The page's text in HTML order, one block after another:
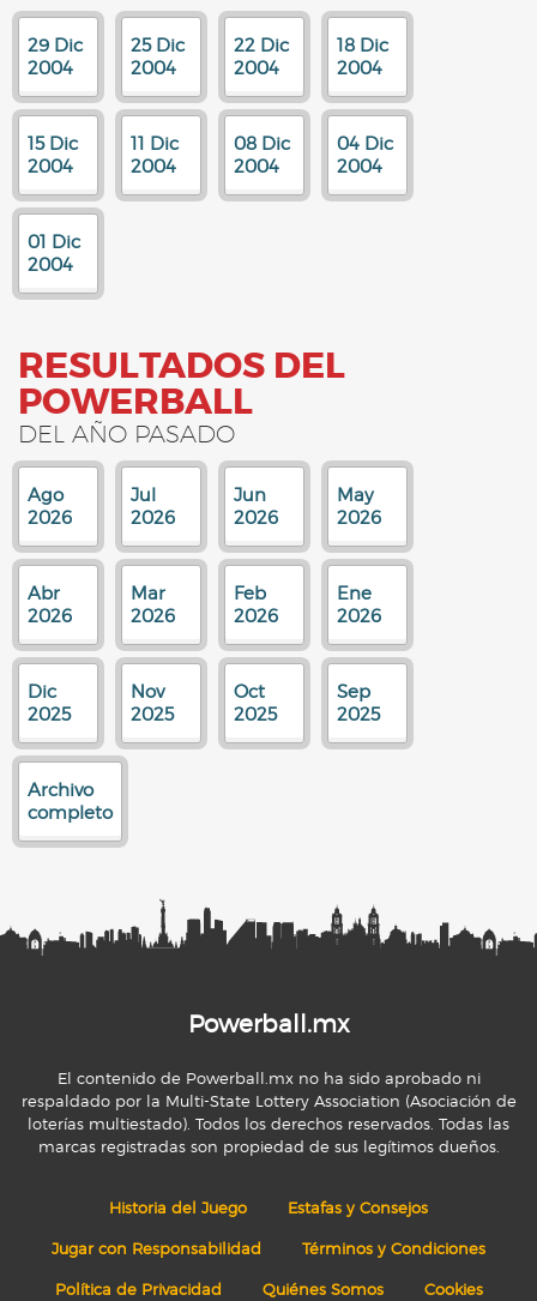
29 Dic
2004
25 Dic
2004
22 Dic
2004
18 Dic
2004
15 Dic
2004
11 Dic
2004
08 Dic
2004
04 Dic
2004
01 Dic
2004
RESULTADOS DEL
POWERBALL
DEL AÑO PASADO
Ago
2026
Jul
2026
Jun
2026
May
2026
Abr
2026
Mar
2026
Feb
2026
Ene
2026
Dic
2025
Nov
2025
Oct
2025
Sep
2025
Archivo
completo
Powerball.mx
El contenido de Powerball.mx no ha sido aprobado ni
respaldado por la Multi-State Lottery Association (Asociación de
loterías multiestado). Todos los derechos reservados. Todas las
marcas registradas son propiedad de sus legítimos dueños.
Historia del Juego Estafas y Consejos
Jugar con Responsabilidad Términos y Condiciones
Política de Privacidad Quiénes Somos Cookies